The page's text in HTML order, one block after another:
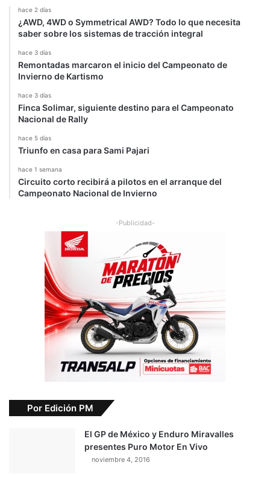
n hace 2 días
¿AWD, 4WD o Symmetrical AWD? Todo lo que necesita
saber sobre los sistemas de tracción integral
hace 3 días
Remontadas marcaron el inicio del Campeonato de
Invierno de Kartismo
hace 3 días
Finca Solimar, siguiente destino para el Campeonato
Nacional de Rally
hace 5 días
Triunfo en casa para Sami Pajari
hace 1 semana
Circuito corto recibirá a pilotos en el arranque del
Campeonato Nacional de Invierno
-Publicidad-
Por Edición PM
El GP de México y Enduro Miravalles
presentes Puro Motor En Vivo
noviembre 4, 2016